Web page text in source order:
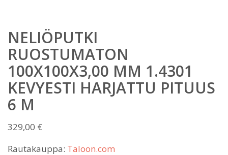
NELIÖPUTKI
RUOSTUMATON
100X100X3,00 MM 1.4301
KEVYESTI HARJATTU PITUUS
6 M
329,00 €
Rautakauppa: Taloon.com